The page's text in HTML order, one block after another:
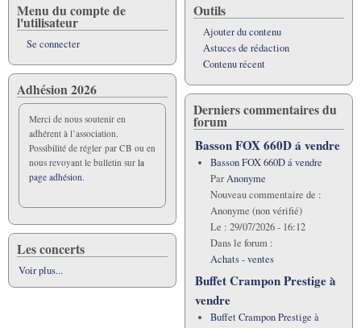
Menu du compte de
l'utilisateur
Se connecter
Adhésion 2026
Merci de nous soutenir en
adhérent à l’association.
Possibilité de régler par CB ou en
nous revoyant le bulletin sur la
page adhésion.
Les concerts
Voir plus...
Outils
Ajouter du contenu
Astuces de rédaction
Contenu récent
Derniers commentaires du
forum
Basson FOX 660D á vendre
Basson FOX 660D á vendre
ParAnonyme
Nouveau commentaire de :
Anonyme (non vérifié)
Le : 29/07/2026 - 16:12
Dans le forum :
Achats - ventes
Buffet Crampon Prestige à
vendre
Buffet Crampon Prestige à